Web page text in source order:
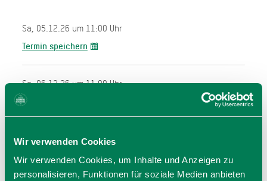
Wir verwenden Cookies
Wir verwenden Cookies, um Inhalte und Anzeigen zu
personalisieren, Funktionen für soziale Medien anbieten
Sa, 05.12.26 um 11:00 Uhr
Termin speichern
So, 06.12.26 um 11:00 Uhr
Termin speichern
Sa, 12.12.26 um 11:00 Uhr
Termin speichern